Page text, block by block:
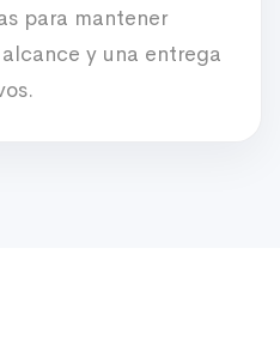
para mantener
y una entrega